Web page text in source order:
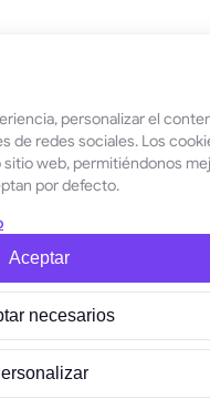
personalizar el
redes sociales. Los
web, permitiéndonos
por defecto.
Aceptar
necesarios